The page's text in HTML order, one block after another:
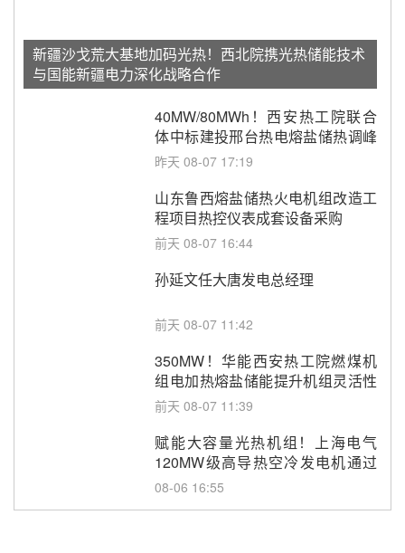
新疆沙戈荒大基地加码光热！西北院携光热储能技术
与国能新疆电力深化战略合作
40MW/80MWh！西安热工院联合
体中标建投邢台热电熔盐储热调峰
调频改造EPC项目
昨天 08-07 17:19
山东鲁西熔盐储热火电机组改造工
程项目热控仪表成套设备采购
前天 08-07 16:44
孙延文任大唐发电总经理
前天 08-07 11:42
350MW！华能西安热工院燃煤机
组电加热熔盐储能提升机组灵活性
改造项目初步设计第三方评审服务
前天 08-07 11:39
赋能大容量光热机组！上海电气
120MW级高导热空冷发电机通过
型式试验
08-06 16:55